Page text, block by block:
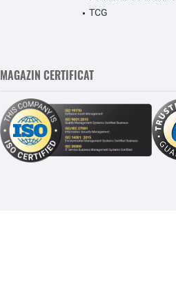
TCG
MAGAZIN CERTIFICAT